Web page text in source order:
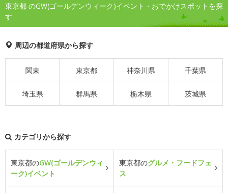
東京都 のGW(ゴールデンウィーク)イベント・おでかけスポットを探
す
周辺の都道府県から探す
関東 東京都 神奈川県 千葉県
埼玉県 群馬県 栃木県 茨城県
カテゴリから探す
東京都のGW(ゴールデンウィ
ーク)イベント
東京都のグルメ・フードフェ
ス